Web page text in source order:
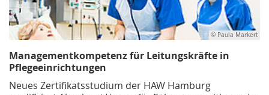
© Paula Markert
Managementkompetenz für Leitungskräfte in
Pflegeeinrichtungen
Neues Zertifikatsstudium der HAW Hamburg